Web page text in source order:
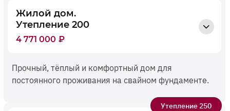
Жилой дом.
Утепление 200
4 771 000 ₽
Прочный, тёплый и комфортный дом для
постоянного проживания на свайном фундаменте.
Утепление 250